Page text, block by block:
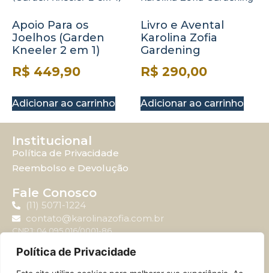
Política de Privacidade
Apoio Para os
Joelhos (Garden
Kneeler 2 em 1)
R$ 449,90
Adicionar ao carrinho
Livro e Avental
Karolina Zofia
Gardening
R$ 290,00
Adicionar ao carrinho
Institucional
Política de Privacidade
Reembolso e Devolução
Fale Conosco
(11) 5071-1224
contato@karolinazofia.com.br
CNPJ: 04.095.016/0001-86